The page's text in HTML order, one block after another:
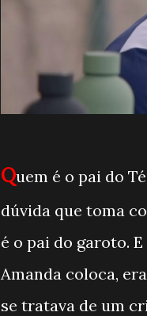
Quem é o pai do
dúvida que toma
é o pai do garoto.
Amanda coloca,
se tratava de um